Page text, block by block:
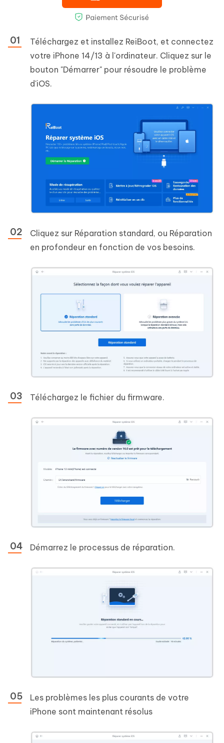
Téléchargez et installez ReiBoot, et connectez
votre iPhone 14/13 à l'ordinateur. Cliquez sur le
bouton "Démarrer" pour résoudre le problème
d'iOS.
Cliquez sur Réparation standard, ou Réparation
en profondeur en fonction de vos besoins.
Téléchargez le fichier du firmware.
Démarrez le processus de réparation.
Les problèmes les plus courants de votre
iPhone sont maintenant résolus